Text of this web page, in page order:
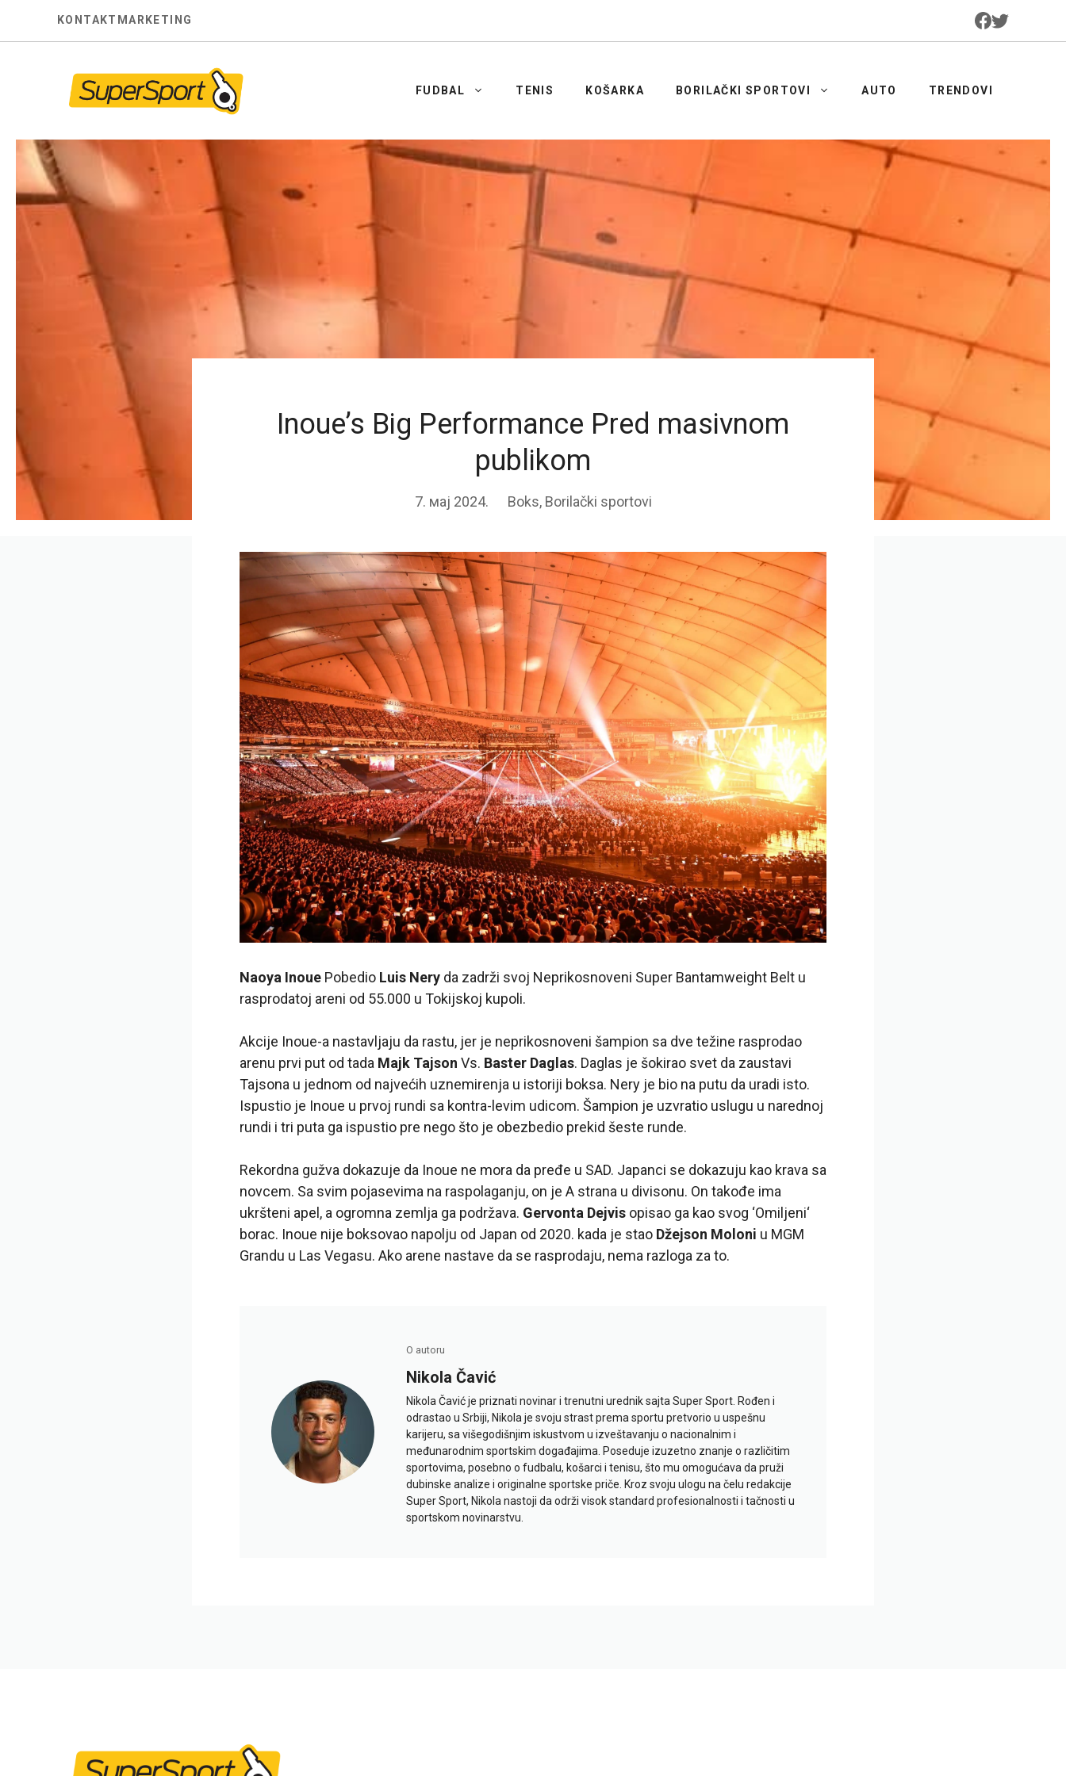
KONTAKT MARKETING
FUDBAL TENIS KOŠARKA BORILAČKI SPORTOVI AUTO TRENDOVI
Inoue’s Big Performance Pred masivnom
publikom
7. мај 2024. Boks, Borilački sportovi
Naoya Inoue Pobedio Luis Nery da zadrži svoj Neprikosnoveni Super Bantamweight Belt u
rasprodatoj areni od 55.000 u Tokijskoj kupoli.
Akcije Inoue-a nastavljaju da rastu, jer je neprikosnoveni šampion sa dve težine rasprodao
arenu prvi put od tada Majk Tajson Vs. Baster Daglas. Daglas je šokirao svet da zaustavi
Tajsona u jednom od najvećih uznemirenja u istoriji boksa. Nery je bio na putu da uradi isto.
Ispustio je Inoue u prvoj rundi sa kontra-levim udicom. Šampion je uzvratio uslugu u narednoj
rundi i tri puta ga ispustio pre nego što je obezbedio prekid šeste runde.
Rekordna gužva dokazuje da Inoue ne mora da pređe u SAD. Japanci se dokazuju kao krava sa
novcem. Sa svim pojasevima na raspolaganju, on je A strana u divisonu. On takođe ima
ukršteni apel, a ogromna zemlja ga podržava. Gervonta Dejvis opisao ga kao svog ‘Omiljeni‘
borac. Inoue nije boksovao napolju od Japan od 2020. kada je stao Džejson Moloni u MGM
Grandu u Las Vegasu. Ako arene nastave da se rasprodaju, nema razloga za to.
O autoru
Nikola Čavić
Nikola Čavić je priznati novinar i trenutni urednik sajta Super Sport. Rođen i
odrastao u Srbiji, Nikola je svoju strast prema sportu pretvorio u uspešnu
karijeru, sa višegodišnjim iskustvom u izveštavanju o nacionalnim i
međunarodnim sportskim događajima. Poseduje izuzetno znanje o različitim
sportovima, posebno o fudbalu, košarci i tenisu, što mu omogućava da pruži
dubinske analize i originalne sportske priče. Kroz svoju ulogu na čelu redakcije
Super Sport, Nikola nastoji da održi visok standard profesionalnosti i tačnosti u
sportskom novinarstvu.